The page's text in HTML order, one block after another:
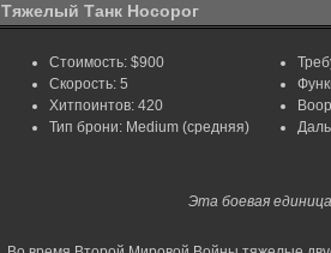
Тяжелый Танк Носорог
Стоимость: $900
Скорость: 5
Хитпоинтов: 420
Тип брони: Medium (средняя)
Эта боевая